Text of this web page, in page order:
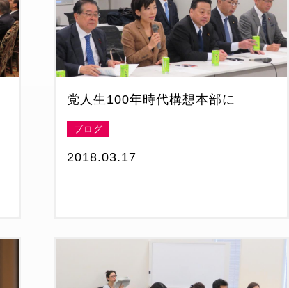
党人生100年時代構想本部に
ブログ
2018.03.17